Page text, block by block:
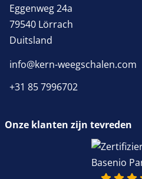
Eggenweg 24a
79540 Lörrach
Duitsland
info@kern-weegschalen.com
+31 85 7996702
Onze klanten zijn tevreden